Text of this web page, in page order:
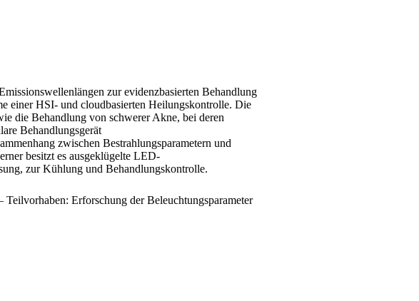
zur evidenzbasierten Behandlung
einer HSI- und cloudbasierten Heilungskontrolle. Die
die Behandlung von schwerer Akne, bei deren
Behandlungsgerät
zwischen Bestrahlungsparametern und
besitzt es ausgeklügelte LED-
zur Kühlung und Behandlungskontrolle.
Erforschung der Beleuchtungsparameter